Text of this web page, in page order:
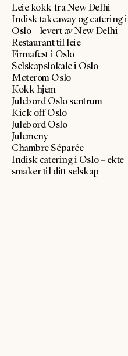
Leie kokk fra New Delhi
Indisk takeaway og catering i
Oslo – levert av New Delhi
Restaurant til leie
Firmafest i Oslo
Selskapslokale i Oslo
Møterom Oslo
Kokk hjem
Julebord Oslo sentrum
Kick off Oslo
Julebord Oslo
Julemeny
Chambre Séparée
Indisk catering i Oslo – ekte
smaker til ditt selskap